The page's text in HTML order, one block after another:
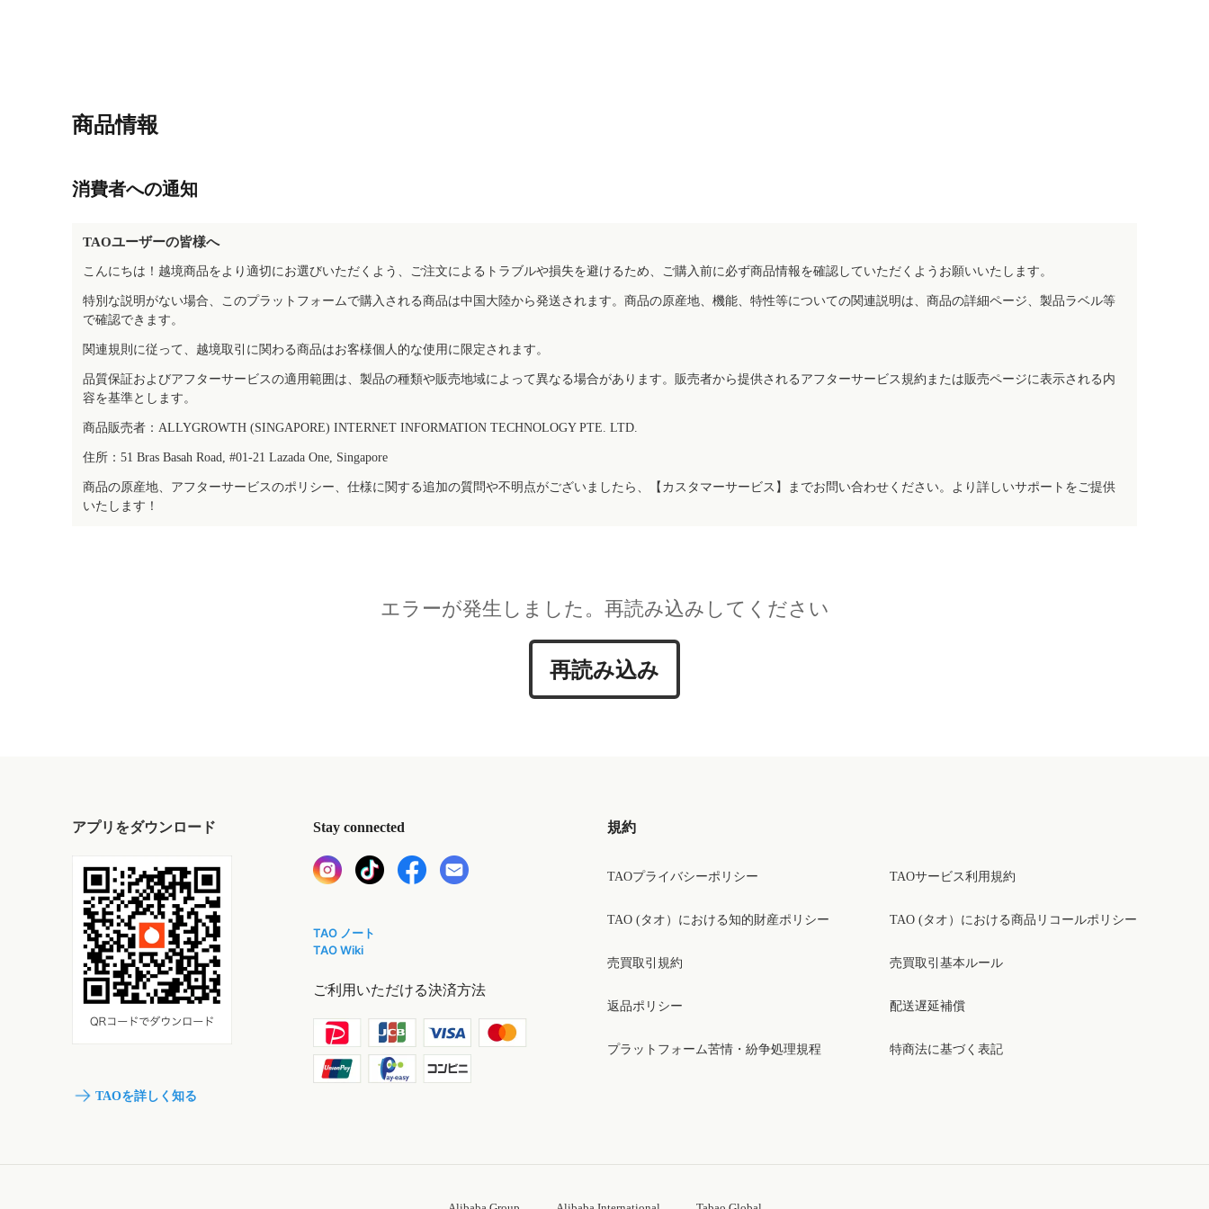
商品情報
消費者への通知
TAOユーザーの皆様へ
こんにちは！越境商品をより適切にお選びいただくよう、ご注文によるトラブルや損失を避けるため、ご購入前に必ず商品情報を確認していただくようお願いいたします。
特別な説明がない場合、このプラットフォームで購入される商品は中国大陸から発送されます。商品の原産地、機能、特性等についての関連説明は、商品の詳細ページ、製品ラベル等
で確認できます。
関連規則に従って、越境取引に関わる商品はお客様個人的な使用に限定されます。
品質保証およびアフターサービスの適用範囲は、製品の種類や販売地域によって異なる場合があります。販売者から提供されるアフターサービス規約または販売ページに表示される内
容を基準とします。
商品販売者：ALLYGROWTH (SINGAPORE) INTERNET INFORMATION TECHNOLOGY PTE. LTD.
住所：51 Bras Basah Road, #01-21 Lazada One, Singapore
商品の原産地、アフターサービスのポリシー、仕様に関する追加の質問や不明点がございましたら、【カスタマーサービス】までお問い合わせください。より詳しいサポートをご提供
いたします！
エラーが発生しました。再読み込みしてください
再読み込み
アプリをダウンロード
TAOを詳しく知る
Stay connected
TAO ノート
TAO Wiki
ご利用いただける決済方法
規約
TAOプライバシーポリシー
TAO (タオ）における知的財産ポリシー
売買取引規約
返品ポリシー
プラットフォーム苦情・紛争処理規程
TAOサービス利用規約
TAO (タオ）における商品リコールポリシー
売買取引基本ルール
配送遅延補償
特商法に基づく表記